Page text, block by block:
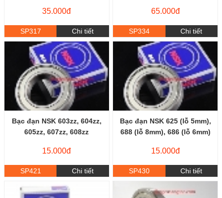
35.000đ
SP317 Chi tiết
65.000đ
SP334 Chi tiết
Bạc đạn NSK 603zz, 604zz,
605zz, 607zz, 608zz
15.000đ
SP421 Chi tiết
Bạc đạn NSK 625 (lỗ 5mm),
688 (lỗ 8mm), 686 (lỗ 6mm)
15.000đ
SP430 Chi tiết